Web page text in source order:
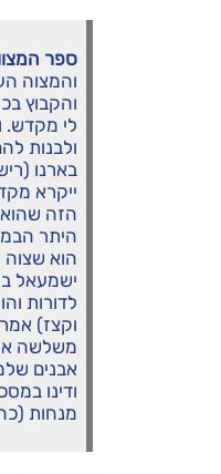
ספר
והמצוה
והקבוץ
לי מקדש.
ולבנות
בארנו
ייקרא
הזה
היתר
הוא
ישמעאל
לדורות
וקצז)
משלשה
אבנים
ודינו
מנחות